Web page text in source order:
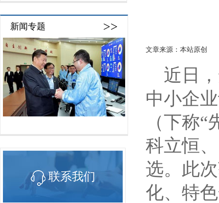
新闻专题 >>
联系我们
文章来源：本站原创
近日
中小企
（下称“
科立恒
选。此
化、特